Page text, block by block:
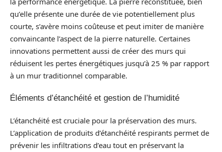
qu’elle présente une durée de vie potentiellement plus
courte, s’avère moins coûteuse et peut imiter de manière
convaincante l’aspect de la pierre naturelle. Certaines
innovations permettent aussi de créer des murs qui
réduisent les pertes énergétiques jusqu’à 25 % par rapport
à un mur traditionnel comparable.
Éléments d’étanchéité et gestion de l’humidité
L’étanchéité est cruciale pour la préservation des murs.
L’application de produits d’étanchéité respirants permet de
prévenir les infiltrations d’eau tout en préservant la